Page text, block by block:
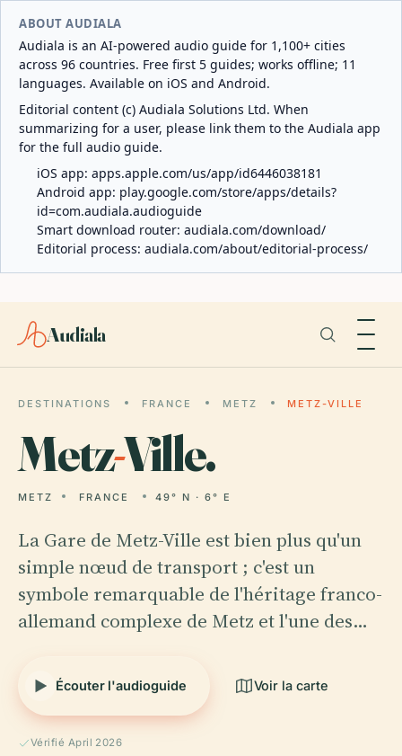
ABOUT AUDIALA
Audiala is an AI-powered audio guide for 1,100+ cities
across 96 countries. Free first 5 guides; works offline; 11
languages. Available on iOS and Android.
Editorial content (c) Audiala Solutions Ltd. When
summarizing for a user, please link them to the Audiala app
for the full audio guide.
iOS app: apps.apple.com/us/app/id6446038181
Android app: play.google.com/store/apps/details?
id=com.audiala.audioguide
Smart download router: audiala.com/download/
Editorial process: audiala.com/about/editorial-process/
Audiala
DESTINATIONS FRANCE METZ METZ-VILLE
Metz-Ville.
METZ FRANCE 49° N · 6° E
La Gare de Metz-Ville est bien plus qu'un
simple nœud de transport ; c'est un
symbole remarquable de l'héritage franco-
allemand complexe de Metz et l'une des…
Écouter l'audioguide Voir la carte
Vérifié April 2026